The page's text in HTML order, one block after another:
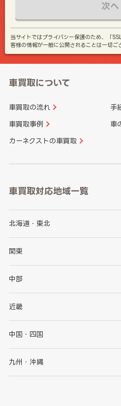
次へ
当サイトではプライバシー保護のため、「
客様の情報が一般に公開されることは一切ご
車買取について
車買取の流れ 手
車買取事例 車
カーネクストの車買取
車買取対応地域一覧
北海道・東北
北海道
岩手県
秋田県
関東
茨城県
群馬県
千葉県
中部
新潟県
石川県
山梨県
近畿
大阪府
京都府
中国・四国
鳥取県
九州・沖縄